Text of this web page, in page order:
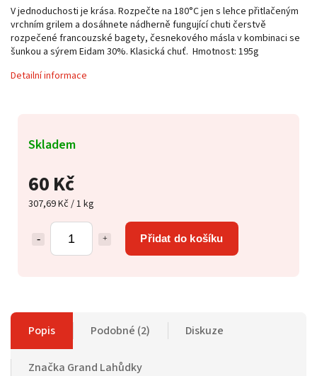
60 Kč
307,69 Kč / 1 kg
Přidat do košíku
Skladem
V jednoduchosti je krása. Rozpečte na 180°C jen s lehce přitlačeným
vrchním grilem a dosáhnete nádherně fungující chuti čerstvě
rozpečené francouzské bagety, česnekového másla v kombinaci se
šunkou a sýrem Eidam 30%. Klasická chuť. Hmotnost: 195g
Detailní informace
Popis Podobné (2) Diskuze
Značka Grand Lahůdky